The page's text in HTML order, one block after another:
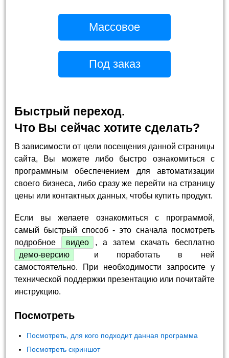
Массовое
Под заказ
Быстрый переход.
Что Вы сейчас хотите сделать?
В зависимости от цели посещения данной страницы
сайта, Вы можете либо быстро ознакомиться с
программным обеспечением для автоматизации
своего бизнеса, либо сразу же перейти на страницу
цены или контактных данных, чтобы купить продукт.
Если вы желаете ознакомиться с программой,
самый быстрый способ - это сначала посмотреть
подробное
видео
, а затем скачать бесплатно
демо-версию
и поработать в ней
самостоятельно. При необходимости запросите у
технической поддержки презентацию или почитайте
инструкцию.
Посмотреть
Посмотреть, для кого подходит данная программа
Посмотреть скриншот